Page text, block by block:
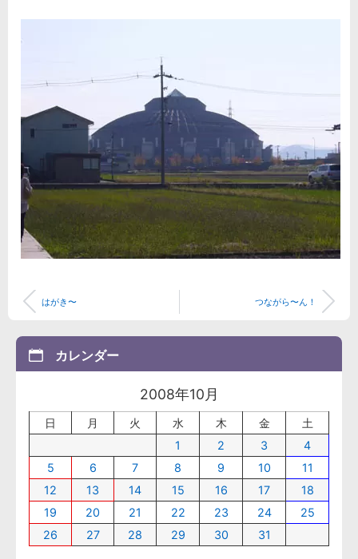
はがき〜 つながら〜ん！
カレンダー
2008年10月
日 月 火 水 木 金
土
1
2 3
4
5
6 7 8 9 10
11
12
13 14 15 16 17
18
19
20 21 22 23 24
25
26
27 28 29 30 31